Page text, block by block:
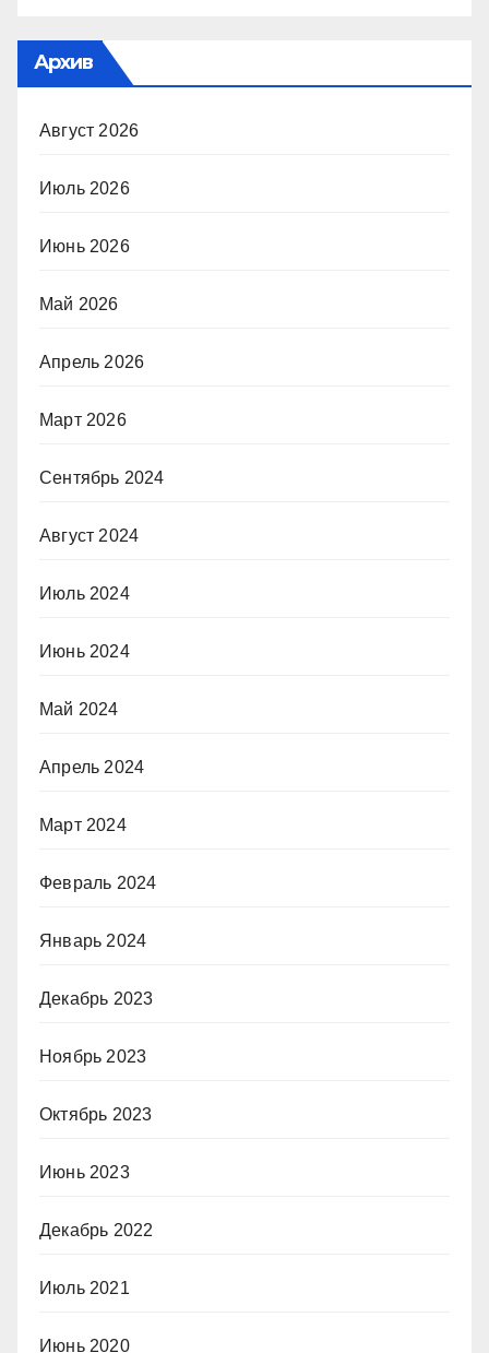
Архив
Август 2026
Июль 2026
Июнь 2026
Май 2026
Апрель 2026
Март 2026
Сентябрь 2024
Август 2024
Июль 2024
Июнь 2024
Май 2024
Апрель 2024
Март 2024
Февраль 2024
Январь 2024
Декабрь 2023
Ноябрь 2023
Октябрь 2023
Июнь 2023
Декабрь 2022
Июль 2021
Июнь 2020